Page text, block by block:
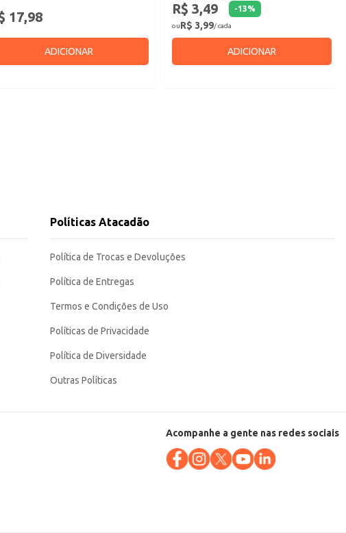
17,98
ADICIONAR
R$ 3,49 -13%
ouR$ 3,99/ cada
ADICIONAR
Políticas Atacadão
Política de Trocas e Devoluções
Política de Entregas
Termos e Condições de Uso
Políticas de Privacidade
Política de Diversidade
Outras Políticas
Acompanhe a gente nas redes sociais